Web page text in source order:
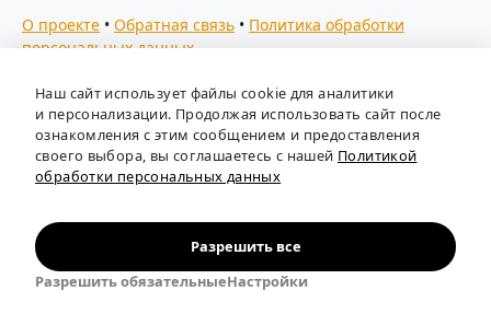
О проекте • Обратная связь • Политика обработки
персональных данных
Мы собираем отзывы, составляем рейтинги и
предоставляем всю информацию о кадровых агентствах
России. Также анализируем ключевые тенденции рынка
труда: отслеживаем динамику зарплат, уровень
безработицы и общую обстановку в отрасли, чтобы вы
Независимый портал-справочник«Кадровые агентства
России».
© person-agency.ru 2012—2026
Наш сайт использует файлы cookie для аналитики
и персонализации. Продолжая использовать сайт после
ознакомления с этим сообщением и предоставления
своего выбора, вы соглашаетесь с нашей Политикой
обработки персональных данных
Разрешить все
Разрешить обязательныеНастройки